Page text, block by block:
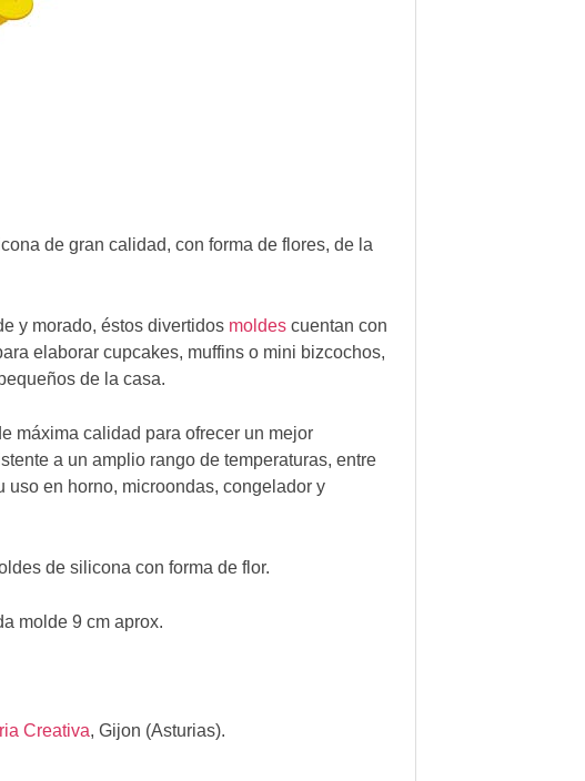
de gran calidad, con forma de flores, de la
y morado, éstos divertidos moldescuentan con
elaborar cupcakes, muffins o mini bizcochos,
de la casa.
máxima calidad para ofrecer un mejor
a un amplio rango de temperaturas, entre
uso en horno, microondas, congelador y
de silicona con forma de flor.
molde 9 cm aprox.
Creativa, Gijon (Asturias).